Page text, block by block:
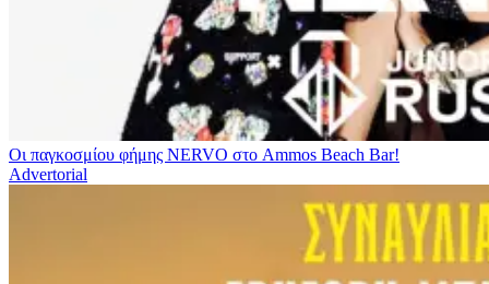
Οι παγκοσμίου φήμης NERVO στο Ammos Beach Bar!
Advertorial